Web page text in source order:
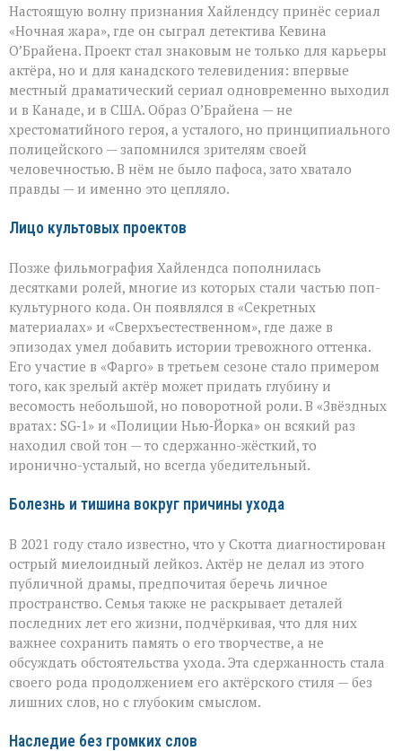
Настоящую волну признания Хайлендсу принёс сериал
«Ночная жара», где он сыграл детектива Кевина
О’Брайена. Проект стал знаковым не только для карьеры
актёра, но и для канадского телевидения: впервые
местный драматический сериал одновременно выходил
и в Канаде, и в США. Образ О’Брайена — не
хрестоматийного героя, а усталого, но принципиального
полицейского — запомнился зрителям своей
человечностью. В нём не было пафоса, зато хватало
правды — и именно это цепляло.
Лицо культовых проектов
Позже фильмография Хайлендса пополнилась
десятками ролей, многие из которых стали частью поп-
культурного кода. Он появлялся в «Секретных
материалах» и «Сверхъестественном», где даже в
эпизодах умел добавить истории тревожного оттенка.
Его участие в «Фарго» в третьем сезоне стало примером
того, как зрелый актёр может придать глубину и
весомость небольшой, но поворотной роли. В «Звёздных
вратах: SG‑1» и «Полиции Нью‑Йорка» он всякий раз
находил свой тон — то сдержанно-жёсткий, то
иронично-усталый, но всегда убедительный.
Болезнь и тишина вокруг причины ухода
В 2021 году стало известно, что у Скотта диагностирован
острый миелоидный лейкоз. Актёр не делал из этого
публичной драмы, предпочитая беречь личное
пространство. Семья также не раскрывает деталей
последних лет его жизни, подчёркивая, что для них
важнее сохранить память о его творчестве, а не
обсуждать обстоятельства ухода. Эта сдержанность стала
своего рода продолжением его актёрского стиля — без
лишних слов, но с глубоким смыслом.
Наследие без громких слов